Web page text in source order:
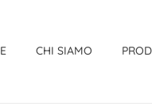
CHI SIAMO